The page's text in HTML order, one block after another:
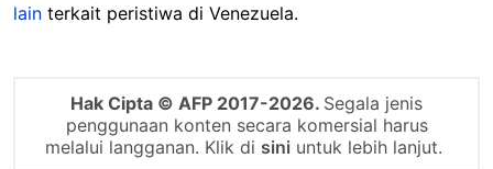
lain terkait peristiwa di Venezuela.
Hak Cipta © AFP 2017-2026. Segala jenis
penggunaan konten secara komersial harus
melalui langganan. Klik di sini untuk lebih lanjut.